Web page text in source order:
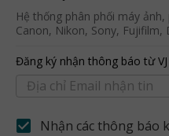
Hệ thống phân phối máy
Canon, Nikon, Sony, Fujifilm,
Đăng ký nhận thông báo từ VJ
Nhận các thông báo